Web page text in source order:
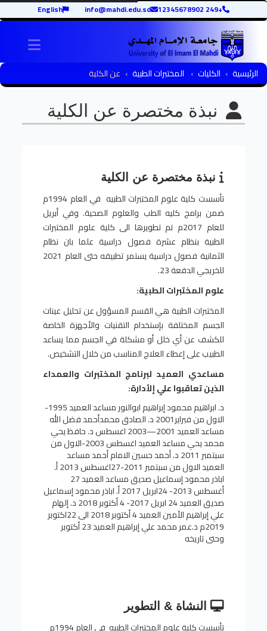
+249 12345678902
info@mahdi.edu.sd
English
الرئيسية الكليات المختبرات الطبية عن الكلية
نبذة مختصرة عن الكلية
نبذة مختصرة عن الكلية
تأسست كلية علوم المختبرات الطبيه في العام 1994م
ضمن برامج كليه الطب والعلوم الصحية. وفي أبريل
للعام 2017م تم تطويرها الى كلية علوم المختبرات
الطبية بنظام عشرة فصول دراسية علما بان نظام
الثمانية فصول دراسية يستمر تطبيقه حتى العام 2021
للخريجي الدفعة 23.
علوم المختبرات الطبية:
المختبرات الطبية هي القسم المسؤول عن تحليل عينات
الجسم المختلفة بإستخدام التقنيات والأجهزة الخاصة
للكشف عن أي خلل أو مشكلة في الجسم مما يساعد
الطبيب على إعطاء العلاج المناسب من خلال التشخيص.
مساعدي العميد لبرنامج المختبرات والعمداء
الذين تعاقبوا علي إلأدارة:
د. ابراهيم محمود إبراهيم ابوالنورمساعد العميد 1995-
الاول من فبراير2001 د. الصادق محمدأحمد فضل الله
مساعد العميد 2001—2003 اغسطس د. حافظ يحي
محمد يحيمساعد العميد اغسطس 2003-الاول من
سبتمبر 2011 د. أحمد حسين الامام أحمدمساعد
العميدالاول من سبتمبر 2011-27اغسطس 2013 أ.
اباذر محمود إسماعيل صديقمساعد العميد27
أغسطس 2013- 24ابريل 2017 أ. اباذر محمود إسماعيل
صديقالعميد24 ابريل 2017- 4 أكتوبر 2018 د. إلهام
علي إبراهيم الأمينالعميد 4 أكتوبر 2018 الى 22اكتوبر
2019م د.عمر محمد علي إبراهيم العميد 23 أكتوبر
وحتى تاريخه
النشاة & التطوير
تأسست كلية علوم المختبرات الطبيه في العام 1994م